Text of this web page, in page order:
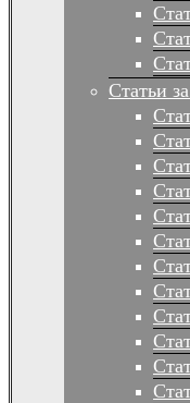
Статьи